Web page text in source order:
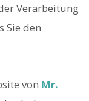
Verarbeitung
Sie den
von Mr.